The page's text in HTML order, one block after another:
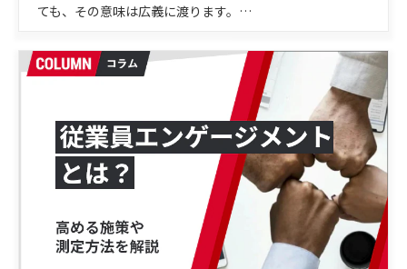
ても、その意味は広義に渡ります。…